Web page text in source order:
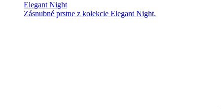
Elegant Night
Zásnubné prstne z kolekcie Elegant Night.